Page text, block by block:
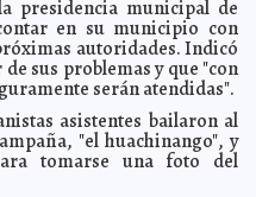
de Gran Bretaña A7
UU. les derribó estación
a un Irán nuclear A7
matrimonio homosexual
presidencia municipal de
en su municipio con
autoridades. Indicó
sus problemas y que "con
serán atendidas".
asistentes bailaron al
"el huachinango", y
tomarse una foto del